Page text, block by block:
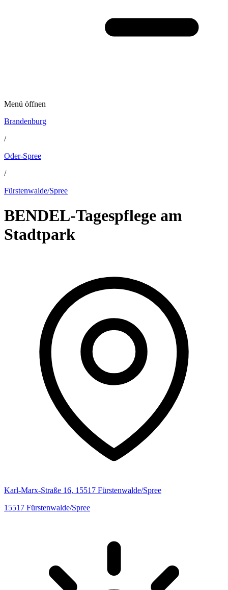
Menü öffnen
Brandenburg
/
Oder-Spree
/
Fürstenwalde/Spree
BENDEL-Tagespflege am
Stadtpark
Karl-Marx-Straße 16, 15517 Fürstenwalde/Spree
15517 Fürstenwalde/Spree